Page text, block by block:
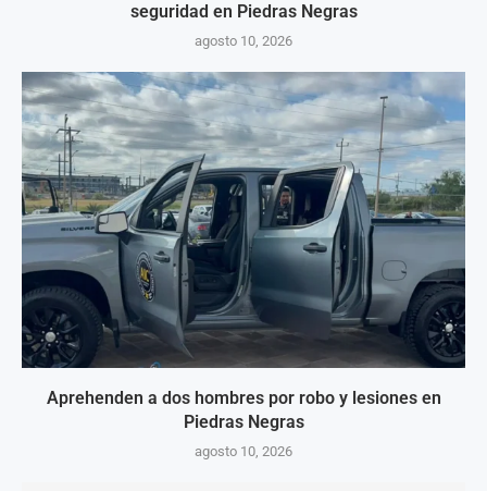
seguridad en Piedras Negras
agosto 10, 2026
Aprehenden a dos hombres por robo y lesiones en
Piedras Negras
agosto 10, 2026